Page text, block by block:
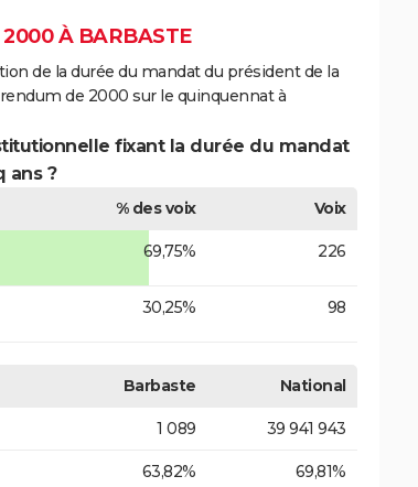
2000 À BARBASTE
de la durée du mandat du président de la
de 2000 sur le quinquennat à
fixant la durée du mandat
ans ?
% des voix
Voix
69,75% 226
30,25% 98
Barbaste National
1 089 39 941 943
63,82% 69,81%